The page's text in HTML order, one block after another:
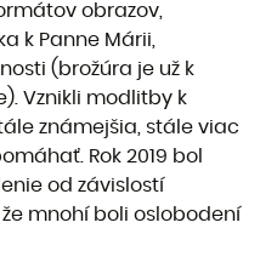
obrazov,
k Panne Márii,
(brožúra je už k
Vznikli modlitby k
známejšia, stále viac
Rok 2019 bol
od závislostí
mnohí boli oslobodení